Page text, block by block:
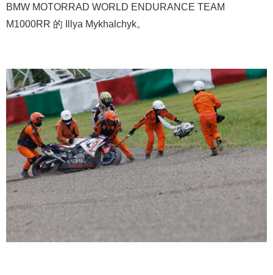
BMW MOTORRAD WORLD ENDURANCE TEAM
M1000RR 的 Illya Mykhalchyk。